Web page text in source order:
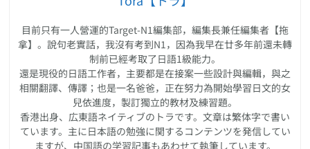
目前只有一人營運的Target-N1編集部，編集長兼任編集者【拖
拿】。說句老實話，我沒有考到N1，因為我早在廿多年前還未轉
制前已經考取了日語1級能力。
還是現役的日語工作者，主要都是在接案一些設計與編輯，與之
相關翻譯、傳譯；也是一名爸爸，正在努力為開始學習日文的女
兒依進度，製訂獨立的教材及練習題。
香港出身、広東語ネイティブのトラです。文章は繁体字で書い
ています。主に日本語の勉強に関するコンテンツを発信してい
ますが、中国語の学習記事もあわせて執筆しています。